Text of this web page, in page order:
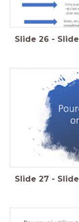
Slide 26 - Slide
Slide 27 - Slide